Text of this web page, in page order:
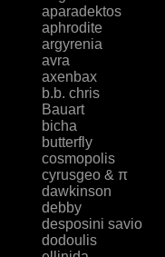
aparadektos
aphrodite
argyrenia
avra
axenbax
b.b. chris
Bauart
bicha
butterfly
cosmopolis
cyrusgeo & π
dawkinson
debby
desposini savio
dodoulis